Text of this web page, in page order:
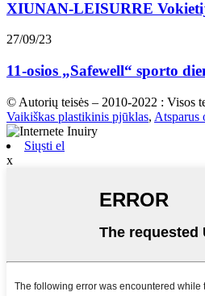
XIUNAN-LEISURRE
27/09/23
11-osios „Safewell“ sporto
© Autorių teisės – 2010-2022 : Visos
Vaikiškas plastikinis pjūklas, Atsparus
Siųsti el
x